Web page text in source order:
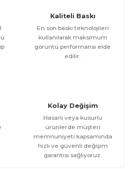
Tablo
%17
%17
Kaliteli Baskı
En son baskı teknolojileri
kullanılarak maksimum
görüntü performansı elde
edilir.
Kolay Değişim
Hasarlı veya kusurlu
ürünlerde müşteri
memnuniyeti kapsamında
hızlı ve güvenli değişim
garantisi sağlıyoruz.